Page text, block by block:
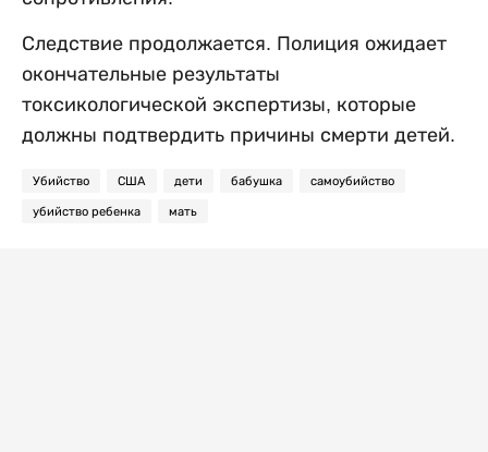
Следствие продолжается. Полиция ожидает
окончательные результаты
токсикологической экспертизы, которые
должны подтвердить причины смерти детей.
Убийство США дети бабушка самоубийство
убийство ребенка мать